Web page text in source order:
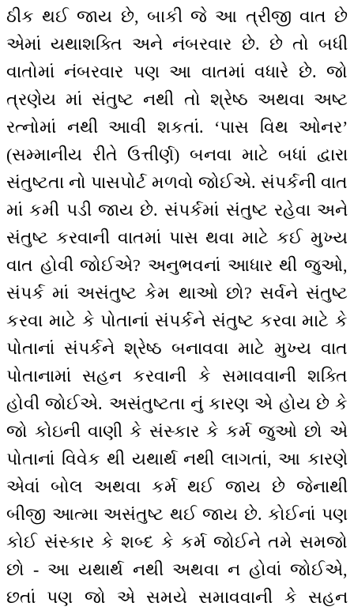
ઠીક થઈ જાય છે, બાકી જે આ ત્રીજી વાત છે
એમાં યથાશક્તિ અને નંબરવાર છે. છે તો બધી
વાતોમાં નંબરવાર પણ આ વાતમાં વધારે છે. જો
ત્રણેય માં સંતુષ્ટ નથી તો શ્રેષ્ઠ અથવા અષ્ટ
રત્નોમાં નથી આવી શકતાં. ‘પાસ વિથ ઓનર’
(સમ્માનીય રીતે ઉત્તીર્ણ) બનવા માટે બધાં દ્વારા
સંતુષ્ટતા નો પાસપોર્ટ મળવો જોઈએ. સંપર્કની વાત
માં કમી પડી જાય છે. સંપર્કમાં સંતુષ્ટ રહેવા અને
સંતુષ્ટ કરવાની વાતમાં પાસ થવા માટે કઈ મુખ્ય
વાત હોવી જોઈએ? અનુભવનાં આધાર થી જુઓ,
સંપર્ક માં અસંતુષ્ટ કેમ થાઓ છો? સર્વને સંતુષ્ટ
કરવા માટે કે પોતાનાં સંપર્કને સંતુષ્ટ કરવા માટે કે
પોતાનાં સંપર્કને શ્રેષ્ઠ બનાવવા માટે મુખ્ય વાત
પોતાનામાં સહન કરવાની કે સમાવવાની શક્તિ
હોવી જોઈએ. અસંતુષ્ટતા નું કારણ એ હોય છે કે
જો કોઇની વાણી કે સંસ્કાર કે કર્મ જુઓ છો એ
પોતાનાં વિવેક થી યથાર્થ નથી લાગતાં, આ કારણે
એવાં બોલ અથવા કર્મ થઈ જાય છે જેનાથી
બીજી આત્મા અસંતુષ્ટ થઈ જાય છે. કોઈનાં પણ
કોઈ સંસ્કાર કે શબ્દ કે કર્મ જોઈને તમે સમજો
છો - આ યથાર્થ નથી અથવા ન હોવાં જોઈએ,
છતાં પણ જો એ સમયે સમાવવાની કે સહન